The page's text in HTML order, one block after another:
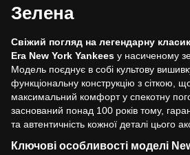
Зелена
Свіжий погляд на легендарну
Era New York Yankees у насиченому
Модель поєднує в собі культову
функціональну конструкцію з сіткою,
максимальний комфорт у спекотну
заснований понад 100 років тому,
та автентичність кожної деталі цього
Ключові особливості моделі